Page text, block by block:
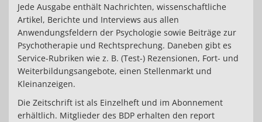
Jede Ausgabe enthält Nachrichten, wissenschaftliche
Artikel, Berichte und Interviews aus allen
Anwendungsfeldern der Psychologie sowie Beiträge zur
Psychotherapie und Rechtsprechung. Daneben gibt es
Service-Rubriken wie z. B. (Test-) Rezensionen, Fort- und
Weiterbildungsangebote, einen Stellenmarkt und
Kleinanzeigen.
Die Zeitschrift ist als Einzelheft und im Abonnement
erhältlich. Mitglieder des BDP erhalten den report